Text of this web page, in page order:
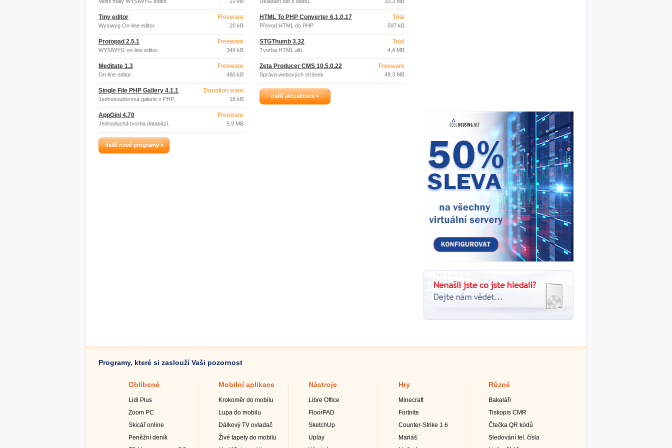
Tiny editor
Wysiwyg On-line editor.
Freeware
20 kB
Protopad 2.5.1
WYSIWYG on-line editor.
Freeware
349 kB
Meditate 1.3
On-line editor.
Freeware
480 kB
Single File PHP Gallery 4.1.1
Jednosouborová galerie v PHP.
Donation ware
18 kB
AppGini 4.70
Jednoduchá tvorba databází.
Freeware
5,9 MB
další nové programy »
HTML To PHP Converter 6.1.0.17
Převod HTML do PHP.
Trial
597 kB
STGThumb 3.32
Tvorba HTML alb.
Trial
4,4 MB
Zeta Producer CMS 10.5.0.22
Správa webových stránek.
Freeware
49,3 MB
další aktualizace »
Programy, které si zaslouží Vaši pozornost
Oblíbené
Lidl Plus
Zoom PC
Skicář online
Peněžní deník
Mobilní aplikace
Krokoměr do mobilu
Lupa do mobilu
Dálkový TV ovladač
Živé tapety do mobilu
Nástroje
Libre Office
FloorPAD
SketchUp
Uplay
Hry
Minecraft
Fortnite
Counter-Strike 1.6
Mariáš
Různé
Bakaláři
Tiskopis CMR
Čtečka QR kódů
Sledování tel. čísla